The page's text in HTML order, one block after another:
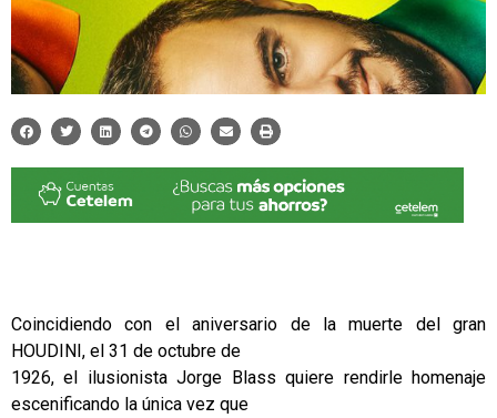
Coincidiendo con el aniversario de la muerte del gran
HOUDINI, el 31 de octubre de
1926, el ilusionista Jorge Blass quiere rendirle homenaje
escenificando la única vez que